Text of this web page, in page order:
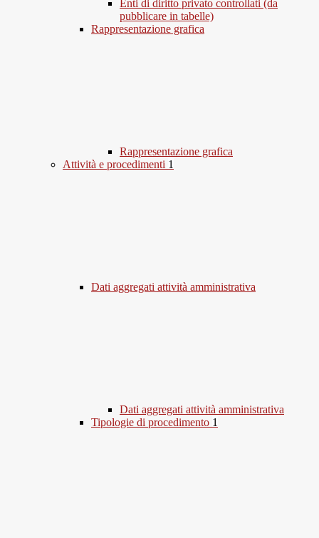
Enti di diritto privato controllati (da
pubblicare in tabelle)
Rappresentazione grafica
Rappresentazione grafica
Attività e procedimenti 1
Dati aggregati attività amministrativa
Dati aggregati attività amministrativa
Tipologie di procedimento 1